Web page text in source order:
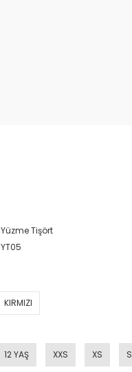
Yüzme Tişört
YT05
KIRMIZI
12 YAŞ XXS XS S